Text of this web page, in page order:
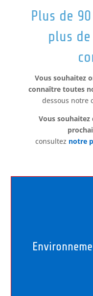
Plus de
plus
Vous souhaitez
connaître toutes
dessous notre
Vous souhaitez
consultez notre